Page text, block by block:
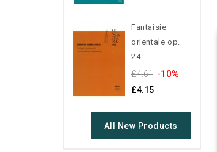
Fantaisie
orientale op.
24
£4.61 -10%
£4.15
All New Products